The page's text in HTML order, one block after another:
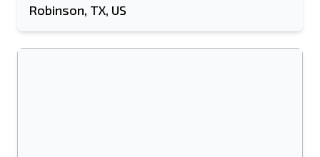
Robinson, TX, US